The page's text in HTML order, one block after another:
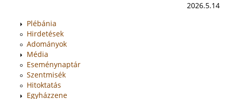
2026.5.14
Plébánia
Hirdetések
Adományok
Média
Eseménynaptár
Szentmisék
Hitoktatás
Egyházzene